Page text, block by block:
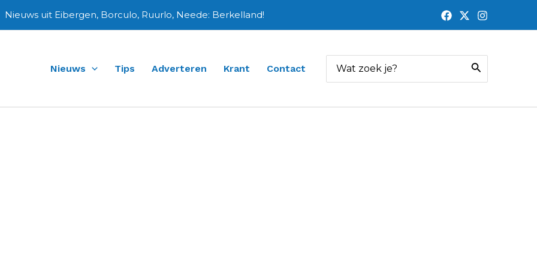
Nieuws uit Eibergen, Borculo, Ruurlo, Neede: Berkelland!
Nieuws Tips Adverteren Krant Contact
naar: